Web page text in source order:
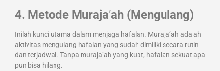
4. Metode Muraja’ah (Mengulang)
Inilah kunci utama dalam menjaga hafalan. Muraja’ah adalah
aktivitas mengulang hafalan yang sudah dimiliki secara rutin
dan terjadwal. Tanpa muraja’ah yang kuat, hafalan sekuat apa
pun bisa hilang.